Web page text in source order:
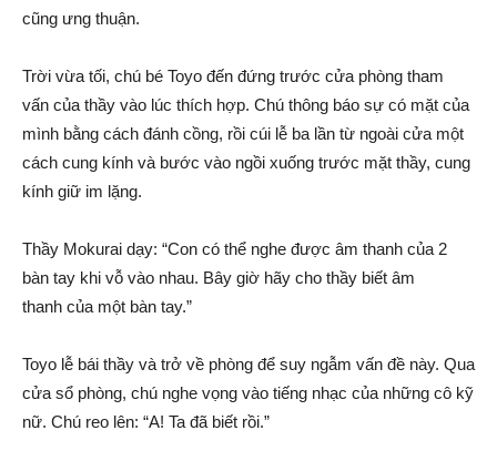
cũng ưng thuận.
Trời vừa tối, chú bé Toyo đến đứng trước cửa phòng tham
vấn của thầy vào lúc thích hợp. Chú thông báo sự có mặt của
mình bằng cách đánh cồng, rồi cúi lễ ba lần từ ngoài cửa một
cách cung kính và bước vào ngồi xuống trước mặt thầy, cung
kính giữ im lặng.
Thầy Mokurai dạy: “Con có thể nghe được âm thanh của 2
bàn tay khi vỗ vào nhau. Bây giờ hãy cho thầy biết âm
thanh của một bàn tay.”
Toyo lễ bái thầy và trở về phòng để suy ngẫm vấn đề này. Qua
cửa sổ phòng, chú nghe vọng vào tiếng nhạc của những cô kỹ
nữ. Chú reo lên: “A! Ta đã biết rồi.”